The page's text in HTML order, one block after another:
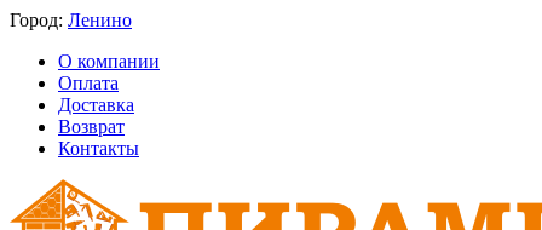
Город: Ленино
О компании
Оплата
Доставка
Возврат
Контакты